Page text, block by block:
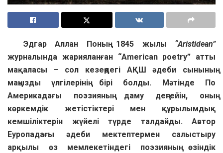
Эдгар Аллан Поның 1845 жылы “Aristidean”
журналында жарияланған “American poetry” атты
мақаласы – сол кезеңдегі АҚШ әдеби сынының
маңызды үлгілерінің бірі болды. Мәтінде По
Америкадағы поэзияның даму деңгейін, оның
көркемдік жетістіктері мен құрылымдық
кемшіліктерін жүйелі түрде талдайды. Автор
Еуропадағы әдеби мектептермен салыстыру
арқылы өз мемлекетіндегі поэзияның өзіндік